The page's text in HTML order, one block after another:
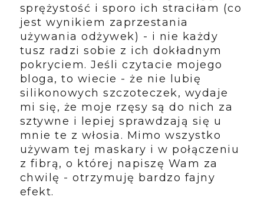
sprężystość i sporo ich straciłam (co
jest wynikiem zaprzestania
używania odżywek) - i nie każdy
tusz radzi sobie z ich dokładnym
pokryciem. Jeśli czytacie mojego
bloga, to wiecie - że nie lubię
silikonowych szczoteczek, wydaje
mi się, że moje rzęsy są do nich za
sztywne i lepiej sprawdzają się u
mnie te z włosia. Mimo wszystko
używam tej maskary i w połączeniu
z fibrą, o której napiszę Wam za
chwilę - otrzymuję bardzo fajny
efekt.